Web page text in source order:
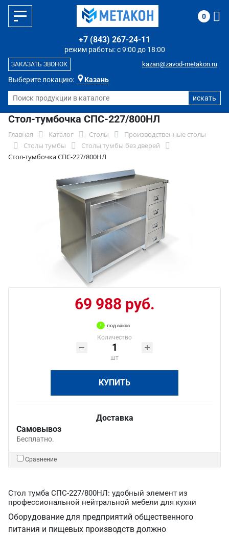
Выберите локацию: Казань
режим работы: с 9:00 до 18:00
+7 (843) 267-24-11
kazan@zavod-metakon.ru
ЗАКАЗАТЬ ЗВОНОК
0
Стол-тумбочка СПС-227/800НЛ
Главная Каталог Столы
Производственные столы
Столы тумбы
Столы тумбы без дверей
Стол-тумбочка СПС-227/800НЛ
69 988 руб.
под заказ
Количество
шт
КУПИТЬ
Доставка
Самовывоз
Бесплатно.
Сравнение
Стол тумба СПС-227/800НЛ: удобный элемент из
профессиональной нейтральной мебели для кухни
Оборудование для предприятий общественного
питания и пищевых производств должно